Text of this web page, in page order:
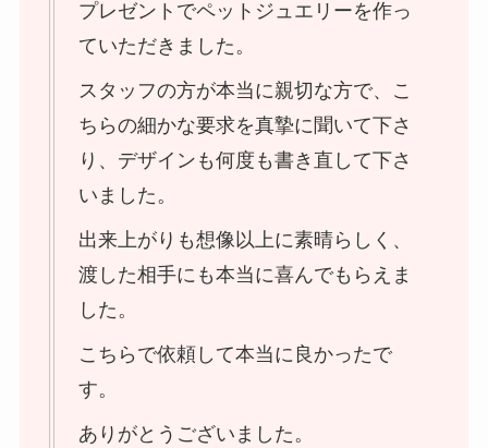
プレゼントでペットジュエリーを作っ
ていただきました。
スタッフの方が本当に親切な方で、こ
ちらの細かな要求を真摯に聞いて下さ
り、デザインも何度も書き直して下さ
いました。
出来上がりも想像以上に素晴らしく、
渡した相手にも本当に喜んでもらえま
した。
こちらで依頼して本当に良かったで
す。
ありがとうございました。